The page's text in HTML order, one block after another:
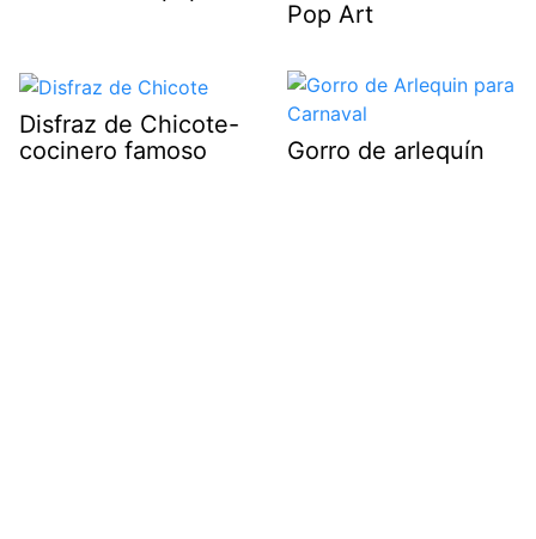
Pop Art
Disfraz de Chicote-
cocinero famoso
Gorro de arlequín